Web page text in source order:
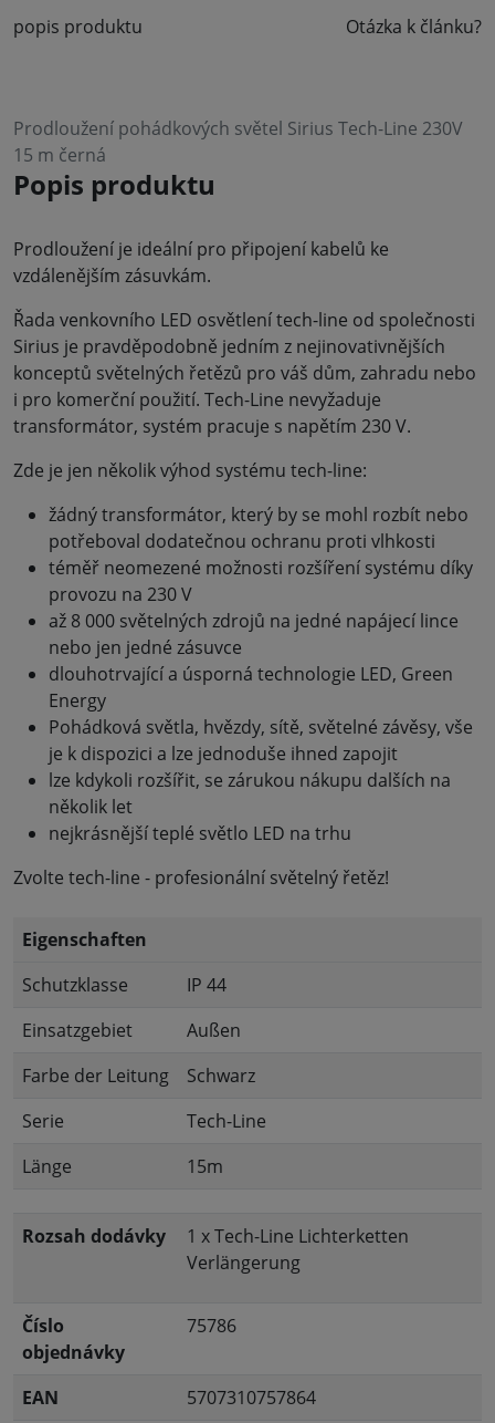
popis produktu Otázka k článku?
Prodloužení pohádkových světel Sirius Tech-Line 230V
15 m černá
Popis produktu
Prodloužení je ideální pro připojení kabelů ke
vzdálenějším zásuvkám.
Řada venkovního LED osvětlení tech-line od společnosti
Sirius je pravděpodobně jedním z nejinovativnějších
konceptů světelných řetězů pro váš dům, zahradu nebo
i pro komerční použití. Tech-Line nevyžaduje
transformátor, systém pracuje s napětím 230 V.
Zde je jen několik výhod systému tech-line:
žádný transformátor, který by se mohl rozbít nebo
potřeboval dodatečnou ochranu proti vlhkosti
téměř neomezené možnosti rozšíření systému díky
provozu na 230 V
až 8 000 světelných zdrojů na jedné napájecí lince
nebo jen jedné zásuvce
dlouhotrvající a úsporná technologie LED, Green
Energy
Pohádková světla, hvězdy, sítě, světelné závěsy, vše
je k dispozici a lze jednoduše ihned zapojit
lze kdykoli rozšířit, se zárukou nákupu dalších na
několik let
nejkrásnější teplé světlo LED na trhu
Zvolte tech-line - profesionální světelný řetěz!
Eigenschaften
Schutzklasse
IP 44
Einsatzgebiet
Außen
Farbe der Leitung
Schwarz
Serie
Tech-Line
Länge
15m
Rozsah dodávky
1 x Tech-Line Lichterketten
Verlängerung
Číslo
objednávky
75786
EAN 5707310757864